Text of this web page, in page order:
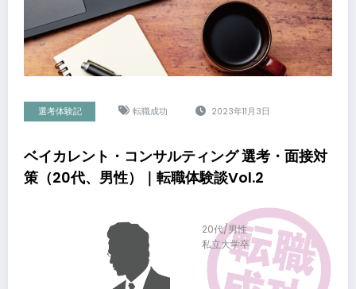
選考体験記 転職成功 2023年11月3日
ベイカレント・コンサルティング 選考・面接対
策（20代、男性）｜転職体験談Vol.2
20代/男性
私立大学卒